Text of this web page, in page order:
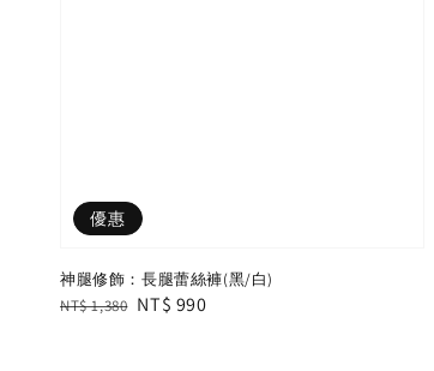
優惠
神腿修飾：長腿蕾絲褲(黑/白)
Regular
NT$ 1,380 Sale
NT$ 990